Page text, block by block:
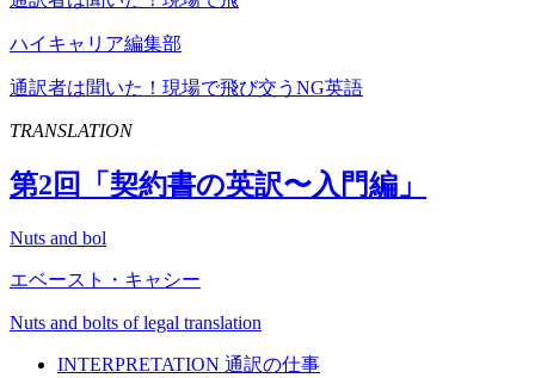
ハイキャリア編集部
通訳者は聞いた！現場で飛び交うNG英語
TRANSLATION
第2回「契約書の英訳〜入門編」
Nuts and bol
エベースト・キャシー
Nuts and bolts of legal translation
INTERPRETATION 通訳の仕事